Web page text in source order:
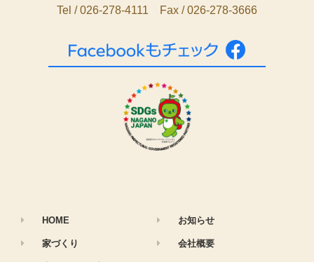
Tel / 026-278-4111 Fax / 026-278-3666
HOME
家づくり
お知らせ
会社概要